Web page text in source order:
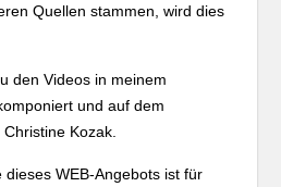
Quellen stammen, wird dies
den Videos in meinem
und auf dem
Kozak.
WEB-Angebots ist für